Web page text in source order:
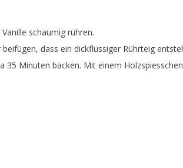
schaumig rühren.
dass ein dickflüssiger Rührteig
Minuten backen. Mit einem